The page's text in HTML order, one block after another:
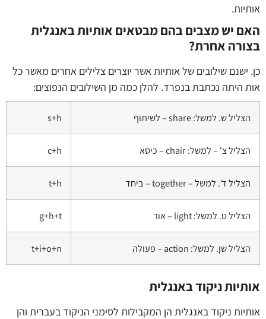
אותיות.
האם יש מצבים בהם מבטאים אותיות באנגלית
בצורה אחרת?
כן. ישנם שילובים של אותיות אשר יוצרים צלילים אחרים מאשר כל
אות היתה נכתבת בנפרד. להלן כמה מן השילובים הנפוצים:
הצליל ש. למשל: share – לשיתוף s+h
הצליל צ' – למשל: chair – כיסא c+h
הצליל ד'. למשל – together – ביחד t+h
הצליל ט. למשל: light – אור g+h+t
הצליל שן. למשל: action – פעולה t+i+o+n
אותיות ניקוד באנגלית
אותיות ניקוד באנגלית הן המקבילות לסימני הניקוד בעברית והן